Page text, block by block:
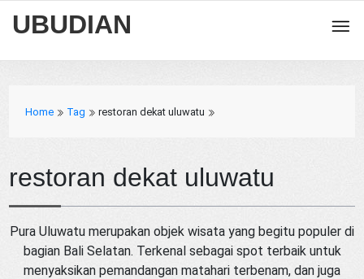
UBUDIAN
Home Tag restoran dekat uluwatu
restoran dekat uluwatu
Pura Uluwatu merupakan objek wisata yang begitu populer di
bagian Bali Selatan. Terkenal sebagai spot terbaik untuk
menyaksikan pemandangan matahari terbenam, dan juga